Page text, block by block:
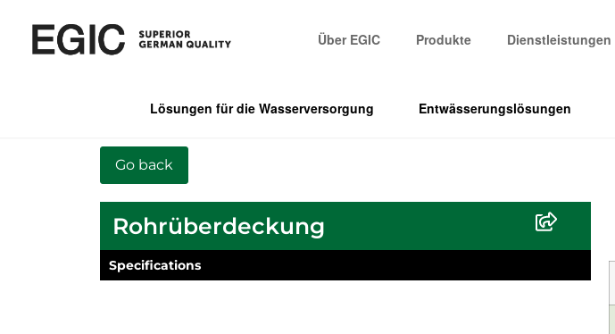
Über EGIC Produkte Dienstleistungen
Lösungen für die Wasserversorgung Entwässerungslösungen
Rohrüberdeckung
Specifications